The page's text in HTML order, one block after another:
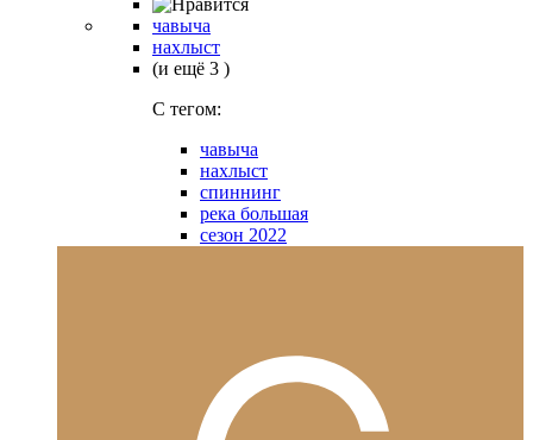
чавыча
нахлыст
(и ещё 3 )
C тегом:
чавыча
нахлыст
спиннинг
река большая
сезон 2022